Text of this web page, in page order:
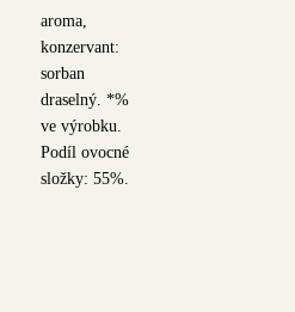
aroma,
konzervant:
sorban
draselný. *%
ve výrobku.
Podíl ovocné
složky: 55%.